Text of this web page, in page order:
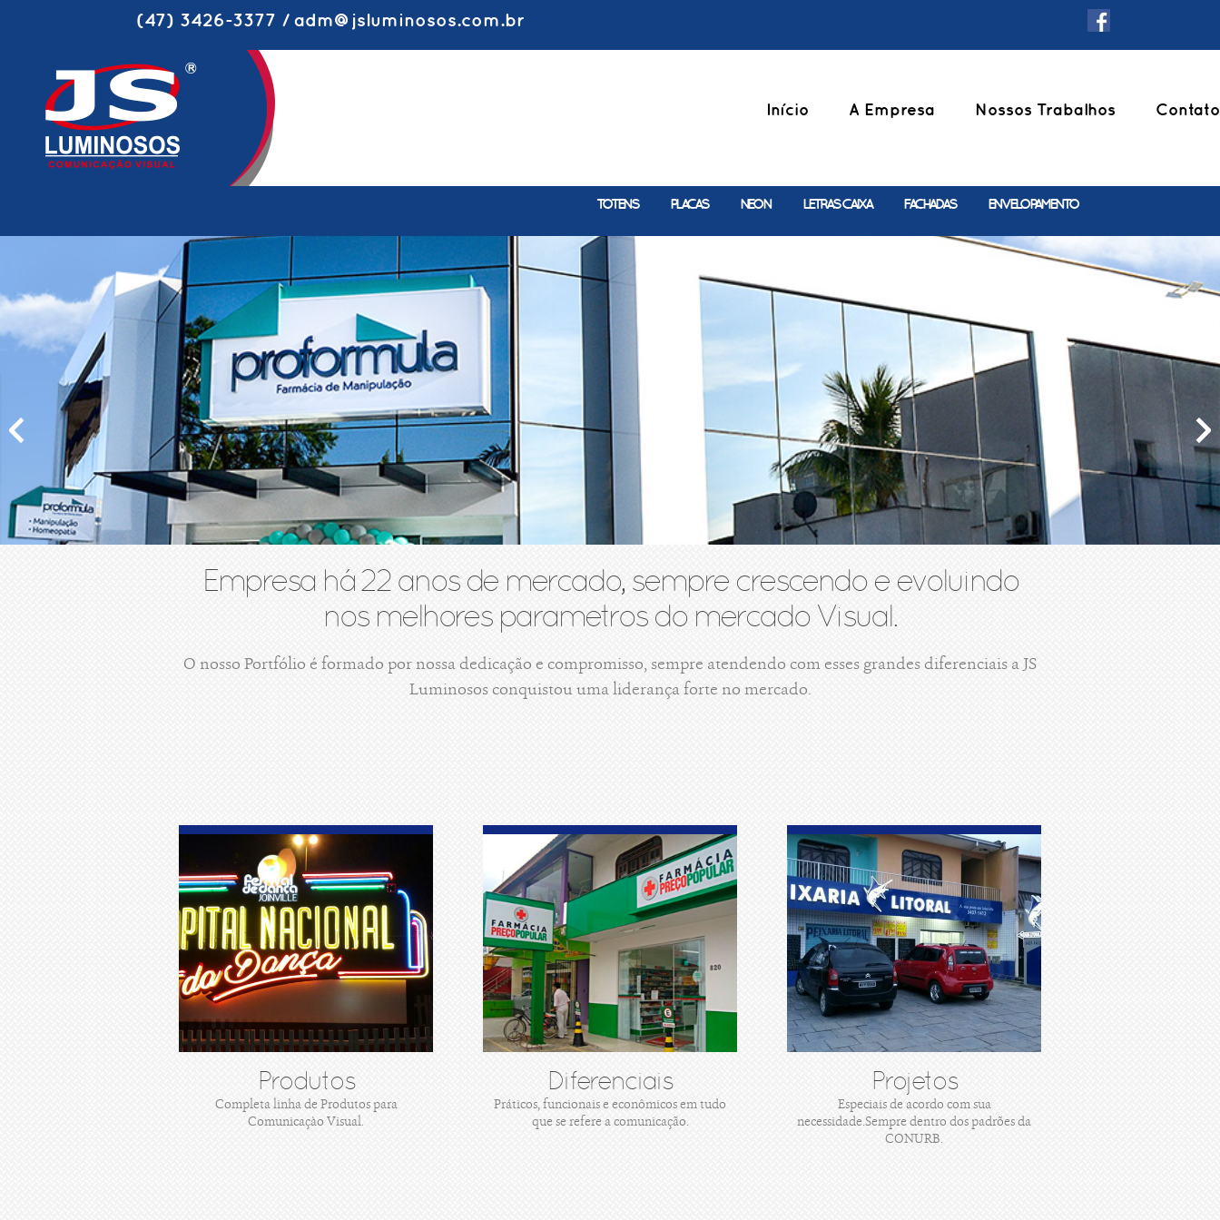
(47) 3426-3377 / adm@jsluminosos.com.br
Início A Empresa Nossos Trabalhos Contato
ENVELOPAMENTO
FACHADAS
LETRAS CAIXA
NEON
PLACAS
TOTENS
Empresa há 22 anos de mercado, sempre crescendo e evoluindo
nos melhores parametros do mercado Visual.
O nosso Portfólio é formado por nossa dedicação e compromisso, sempre atendendo com esses grandes diferenciais a JS
Luminosos conquistou uma liderança forte no mercado.
Produtos
Completa linha de Produtos para
Comunicaçào Visual.
Diferenciais
Práticos, funcionais e econômicos em tudo
que se refere a comunicação.
Projetos
Especiais de acordo com sua
necessidade.Sempre dentro dos padrões da
CONURB.